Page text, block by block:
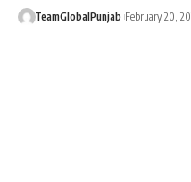
TeamGlobalPunjab February 20,